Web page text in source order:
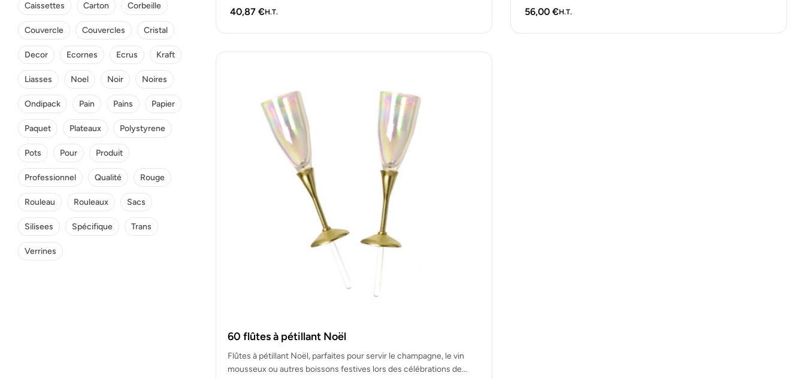
40,87 €H.T. 56,00 €H.T.
60 flûtes à pétillant Noël
Flûtes à pétillant Noël, parfaites pour servir le champagne, le vin
mousseux ou autres boissons festives lors des célébrations de…
Caissettes Carton Corbeille
Couvercle Couvercles Cristal
Decor Ecornes Ecrus Kraft
Liasses Noel Noir Noires
Ondipack Pain Pains Papier
Paquet Plateaux Polystyrene
Pots Pour Produit
Professionnel Qualité Rouge
Rouleau Rouleaux Sacs
Silisees Spécifique Trans
Verrines